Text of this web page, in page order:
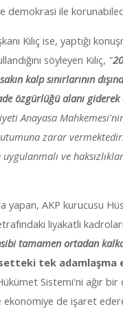
demokrasi ile
Kılıç ise, yaptığı
söyleyen Kılıç, "
kalp sınırlarının
özgürlüğü alanı giderek
Anayasa
zarar
ve
yapan, AKP kurucusu
liyakatli
tamamen ortadan
tek adamlaşma
Sistemi'ni ağır
ekonomiye de işaret